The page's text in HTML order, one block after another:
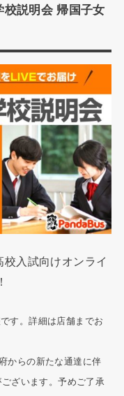
校説明会 帰国子女
校入試向けオンライ
す。詳細は店舗までお
からの新たな通達に伴
ざいます。予めご了承